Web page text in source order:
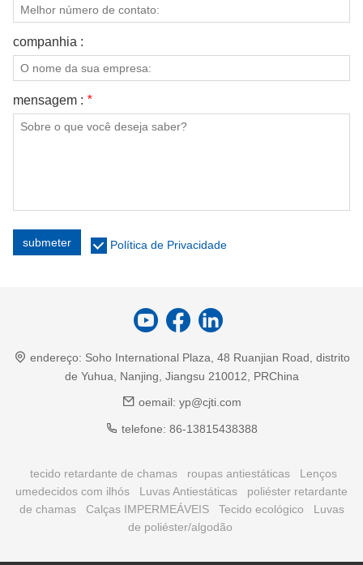
companhia :
mensagem : *
submeter Política de Privacidade
endereço: Soho International Plaza, 48 Ruanjian Road, distrito
de Yuhua, Nanjing, Jiangsu 210012, PRChina
oemail: yp@cjti.com
telefone: 86-13815438388
tecido retardante de chamas roupas antiestáticas
Lenços
umedecidos com ilhós
Luvas Antiestáticas
poliéster retardante
de chamas
Calças IMPERMEÁVEIS Tecido ecológico
Luvas
de poliéster/algodão